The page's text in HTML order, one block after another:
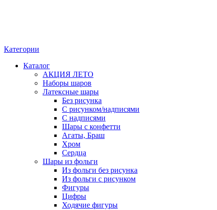
Категории
Каталог
АКЦИЯ ЛЕТО
Наборы шаров
Латексные шары
Без рисунка
С рисунком/надписями
С надписями
Шары с конфетти
Агаты, Браш
Хром
Сердца
Шары из фольги
Из фольги без рисунка
Из фольги с рисунком
Фигуры
Цифры
Ходячие фигуры